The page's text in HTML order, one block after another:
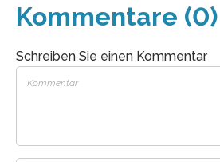
Kommentare (0)
Schreiben Sie einen Kommentar